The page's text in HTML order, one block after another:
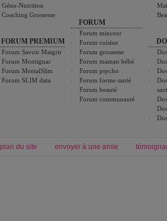
Géno-Nutrition
Coaching Grossesse
FORUM PREMIUM
Forum Savoir Maigrir
Forum Montignac
Forum MentalSlim
Forum SLIM data
FORUM
Forum minceur
Forum cuisine
Forum grossesse
Forum maman bébé
Forum psycho
Forum forme santé
Forum beauté
Forum communauté
plan du site envoyer à une amie